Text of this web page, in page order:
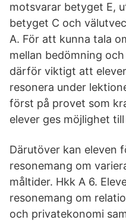
motsvarar betyget E,
betyget C och
A. För att kunna tala
mellan bedömning
därför viktigt att
resonera under
först på provet som
elever ges möjlighet
Därutöver kan eleven
resonemang om
måltider. Hkk A 6.
resonemang om
och privatekonomi